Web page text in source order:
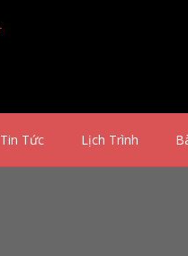
Tin Tức Lịch Trình